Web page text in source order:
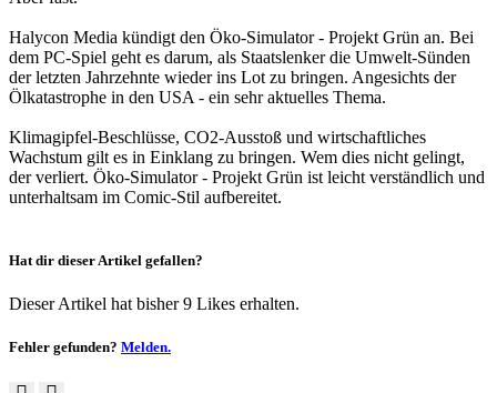
Halycon Media kündigt den Öko-Simulator - Projekt Grün an. Bei
dem PC-Spiel geht es darum, als Staatslenker die Umwelt-Sünden
der letzten Jahrzehnte wieder ins Lot zu bringen. Angesichts der
Ölkatastrophe in den USA - ein sehr aktuelles Thema.
Klimagipfel-Beschlüsse, CO2-Ausstoß und wirtschaftliches
Wachstum gilt es in Einklang zu bringen. Wem dies nicht gelingt,
der verliert. Öko-Simulator - Projekt Grün ist leicht verständlich und
unterhaltsam im Comic-Stil aufbereitet.
Hat dir dieser Artikel gefallen?
Dieser Artikel hat bisher 9 Likes erhalten.
Fehler gefunden? Melden.